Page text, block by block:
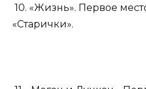
10. «Жизнь». Первое
«Старички».